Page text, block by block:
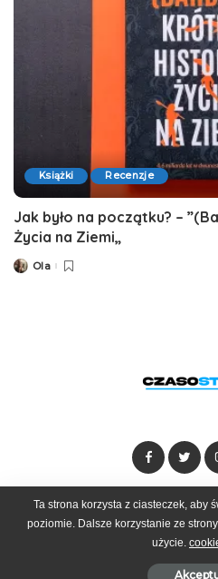
Książki Recenzje
Jak było na początku? –
Życia na Ziemi„
Posted
Ola
Dołącz do zespołu
© 2025
Ta strona korzysta z ciasteczek, aby
poziomie. Dalsze korzystanie ze
użycie.